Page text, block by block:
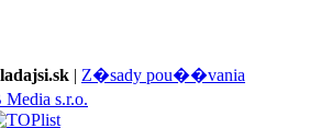
| Z�sady pou��vania
s.r.o.